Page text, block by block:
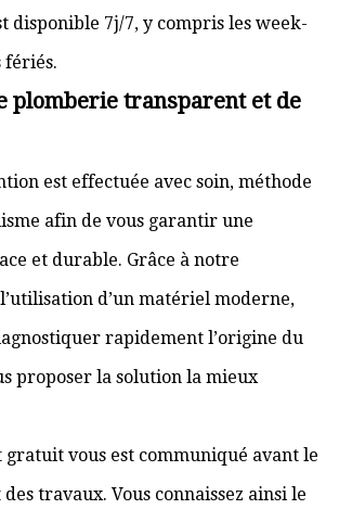
disponible 7j/7, y compris les week-
fériés.
plomberie transparent et de
est effectuée avec soin, méthode
afin de vous garantir une
et durable. Grâce à notre
d’un matériel moderne,
rapidement l’origine du
proposer la solution la mieux
gratuit vous est communiqué avant le
travaux. Vous connaissez ainsi le